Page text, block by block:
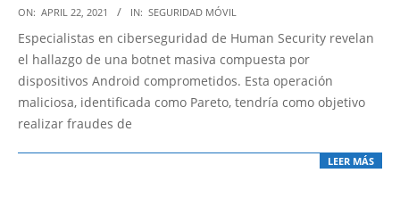
2021-
04-
22
ON: APRIL 22, 2021 IN: SEGURIDAD MÓVIL
Especialistas en ciberseguridad de Human Security revelan
el hallazgo de una botnet masiva compuesta por
dispositivos Android comprometidos. Esta operación
maliciosa, identificada como Pareto, tendría como objetivo
realizar fraudes de
LEER MÁS